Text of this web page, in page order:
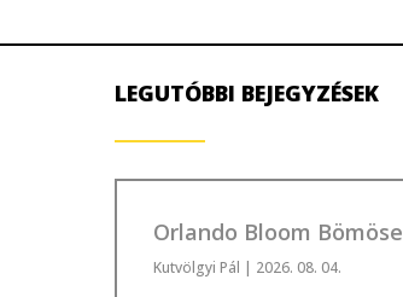
LEGUTÓBBI BEJEGYZÉSEK
Orlando Bloom Bömöse
Kutvölgyi Pál | 2026. 08. 04.